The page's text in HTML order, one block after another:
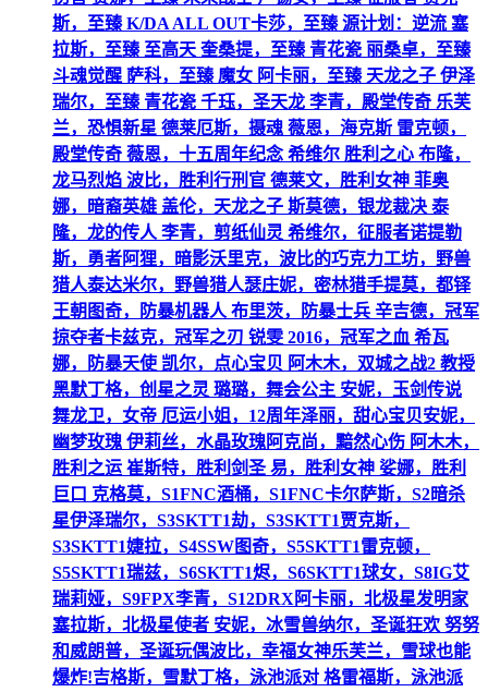
斯，至臻 K/DA ALL OUT卡莎，至臻 源计划：逆流 塞
拉斯，至臻 至高天 奎桑提，至臻 青花瓷 丽桑卓，至臻
斗魂觉醒 萨科，至臻 魔女 阿卡丽，至臻 天龙之子 伊泽
瑞尔，至臻 青花瓷 千珏，圣天龙 李青，殿堂传奇 乐芙
兰，恐惧新星 德莱厄斯，摄魂 薇恩，海克斯 雷克顿，
殿堂传奇 薇恩，十五周年纪念 希维尔 胜利之心 布隆，
龙马烈焰 波比，胜利行刑官 德莱文，胜利女神 菲奥
娜，暗裔英雄 盖伦，天龙之子 斯莫德，银龙裁决 泰
隆，龙的传人 李青，剪纸仙灵 希维尔，征服者诺提勒
斯，勇者阿狸，暗影沃里克，波比的巧克力工坊，野兽
猎人泰达米尔，野兽猎人瑟庄妮，密林猎手提莫，都铎
王朝图奇，防暴机器人 布里茨，防暴士兵 辛吉德，冠军
掠夺者卡兹克，冠军之刃 锐雯 2016，冠军之血 希瓦
娜，防暴天使 凯尔，点心宝贝 阿木木，双城之战2 教授
黑默丁格，创星之灵 璐璐，舞会公主 安妮，玉剑传说
舞龙卫，女帝 厄运小姐，12周年泽丽，甜心宝贝安妮，
幽梦玫瑰 伊莉丝，水晶玫瑰阿克尚，黯然心伤 阿木木，
胜利之运 崔斯特，胜利剑圣 易，胜利女神 娑娜，胜利
巨口 克格莫，S1FNC酒桶，S1FNC卡尔萨斯，S2暗杀
星伊泽瑞尔，S3SKTT1劫，S3SKTT1贾克斯，
S3SKTT1婕拉，S4SSW图奇，S5SKTT1雷克顿，
S5SKTT1瑞兹，S6SKTT1烬，S6SKTT1球女，S8IG艾
瑞莉娅，S9FPX李青，S12DRX阿卡丽，北极星发明家
塞拉斯，北极星使者 安妮，冰雪兽纳尔，圣诞狂欢 努努
和威朗普，圣诞玩偶波比，幸福女神乐芙兰，雪球也能
爆炸!吉格斯，雪默丁格，泳池派对 格雷福斯，泳池派